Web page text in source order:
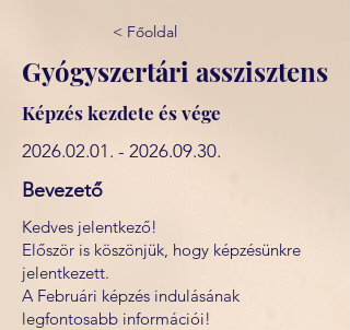
< Főoldal
Gyógyszertári asszisztens
Képzés kezdete és vége
2026.02.01. - 2026.09.30.
Bevezető
Kedves jelentkező!
Először is köszönjük, hogy képzésünkre
jelentkezett.
A Februári képzés indulásának
legfontosabb információi!